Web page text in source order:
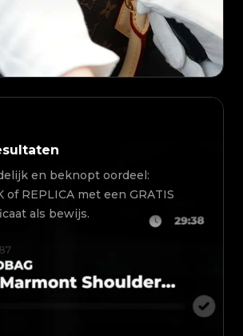
en beknopt oordeel:
of REPLICA met een GRATIS
als bewijs.